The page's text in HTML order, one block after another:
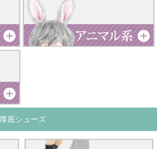
厚底シューズ